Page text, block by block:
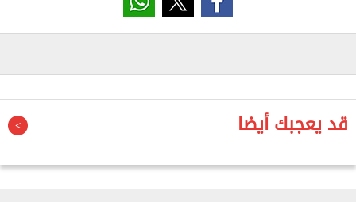
لحماية ما تبقى من الأصول العسكرية والجوية الإيرانية
وقال المسئولون الأمريكيون، إن إيران أرسلت عدة طائرات
الباكستاني بعد أيام من إعلان الرئيس الأمريكي، دونالد
قد يعجبك أيضا